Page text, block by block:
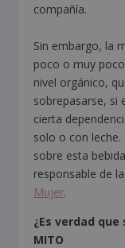
compañía.
Sin embargo, la
poco o muy
nivel orgánico,
sobrepasarse, si
cierta
solo o con
sobre esta
responsable de la
Mujer.
¿Es verdad
MITO